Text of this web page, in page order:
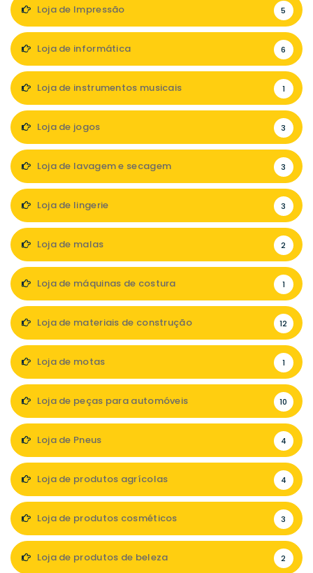
Loja de Impressão 5
Loja de informática 6
Loja de instrumentos musicais 1
Loja de jogos 3
Loja de lavagem e secagem 3
Loja de lingerie 3
Loja de malas 2
Loja de máquinas de costura 1
Loja de materiais de construção 12
Loja de motas 1
Loja de peças para automóveis 10
Loja de Pneus 4
Loja de produtos agrícolas 4
Loja de produtos cosméticos 3
Loja de produtos de beleza 2